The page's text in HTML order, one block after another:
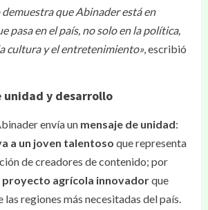
demuestra que Abinader está en
pasa en el país, no solo en la política,
cultura y el entretenimiento», escribió
unidad y desarrollo
envía un mensaje de unidad:
a un joven talentoso que representa
de creadores de contenido; por
proyecto agrícola innovadorque
las regiones más necesitadas del país.